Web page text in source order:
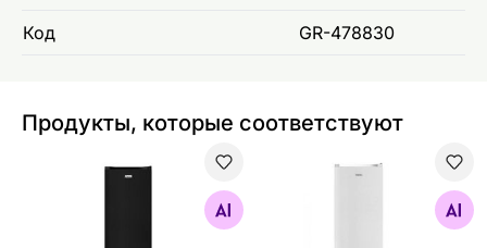
Код GR-478830
Продукты, которые соответствуют
Морозильник Frigelux CA170NE черный